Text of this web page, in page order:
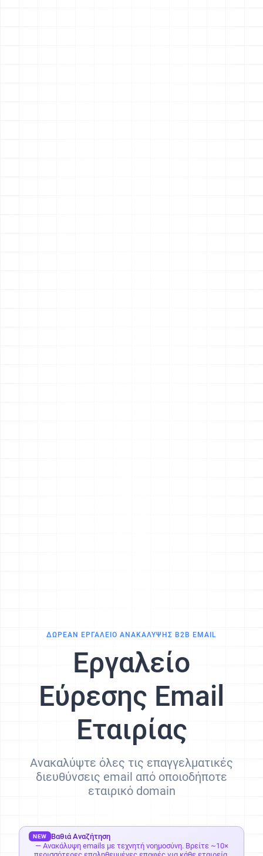
ΔΩΡΕΑΝ ΕΡΓΑΛΕΙΟ ΑΝΑΚΑΛΥΨΗΣ B2B EMAIL
Εργαλείο
Εύρεσης Email
Εταιρίας
Ανακαλύψτε όλες τις επαγγελματικές
διευθύνσεις email από οποιοδήποτε
εταιρικό domain
NEW
Βαθιά Αναζήτηση
— Ανακάλυψη emails με τεχνητή νοημοσύνη. Βρείτε ~10×